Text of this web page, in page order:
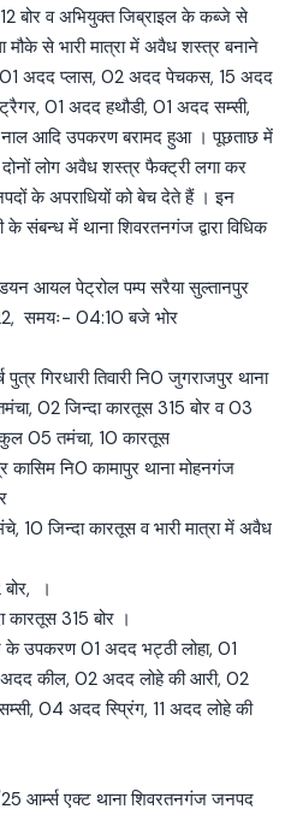
बोर व अभियुक्त जिब्राइल के कब्जे से
से भारी मात्रा में अवैध शस्त्र बनाने
अदद प्लास, 02 अदद पेचकस, 15 अदद
01 अदद हथौडी, 01 अदद सम्सी,
आदि उपकरण बरामद हुआ । पूछताछ में
दोनों लोग अवैध शस्त्र फैक्ट्री लगा कर
के अपराधियों को बेच देते हैं । इन
संबन्ध में थाना शिवरतनगंज द्वारा विधिक
आयल पेट्रोल पम्प सरैया सुल्तानपुर
समयः- 04:10 बजे भोर
गिरधारी तिवारी नि0 जुगराजपुर थाना
02 जिन्दा कारतूस 315 बोर व 03
कुल 05 तमंचा, 10 कारतूस
कासिम नि0 कामापुर थाना मोहनगंज
जिन्दा कारतूस व भारी मात्रा में अवैध
।
315 बोर ।
के उपकरण 01 अदद भट्ठी लोहा, 01
कील, 02 अदद लोहे की आरी, 02
04 अदद स्प्रिंग, 11 अदद लोहे की
आर्म्स एक्ट थाना शिवरतनगंज जनपद